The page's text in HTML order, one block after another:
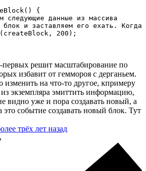
{
следующие данные из массива
блок и заставляем его ехать.
200);
первых решит масштабирование по
избавит от геммороя с дерганьем.
изменить на что-то другое, кпримеру
из экземпляра эмиттить информацию,
видно уже и пора создавать новый, а
это событие создавать новый блок. Тут
трёх лет назад